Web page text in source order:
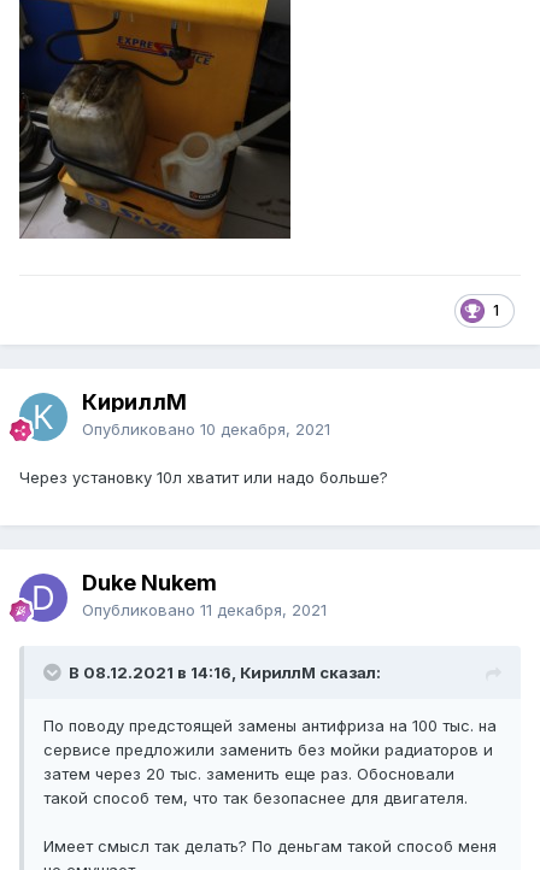
1
КириллМ
Опубликовано 10 декабря, 2021
Через установку 10л хватит или надо больше?
Duke Nukem
Опубликовано 11 декабря, 2021
В 08.12.2021 в 14:16, КириллМ сказал:
По поводу предстоящей замены антифриза на 100 тыс. на
сервисе предложили заменить без мойки радиаторов и
затем через 20 тыс. заменить еще раз. Обосновали
такой способ тем, что так безопаснее для двигателя.
Имеет смысл так делать? По деньгам такой способ меня